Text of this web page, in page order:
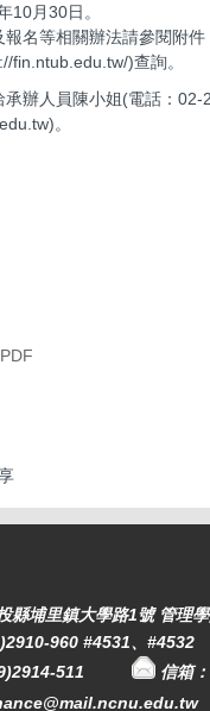
10月30日。
報名等相關辦法請參閱附
fin.ntub.edu.tw/)查詢。
承辦人員陳小姐(電話：02-
。
縣埔里鎮大學路1號 管
960 #4531、
511
信箱：